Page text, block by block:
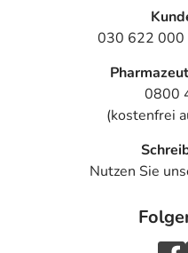
030 622 000
0800
(kostenfrei
Nutzen Sie